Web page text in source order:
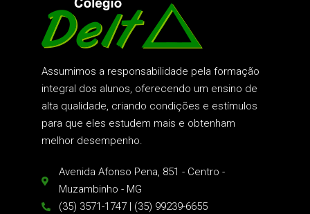
Assumimos a responsabilidade pela formação
integral dos alunos, oferecendo um ensino de
alta qualidade, criando condições e estímulos
para que eles estudem mais e obtenham
melhor desempenho.
Avenida Afonso Pena, 851 - Centro -
Muzambinho - MG
(35) 3571-1747 | (35) 99239-6655